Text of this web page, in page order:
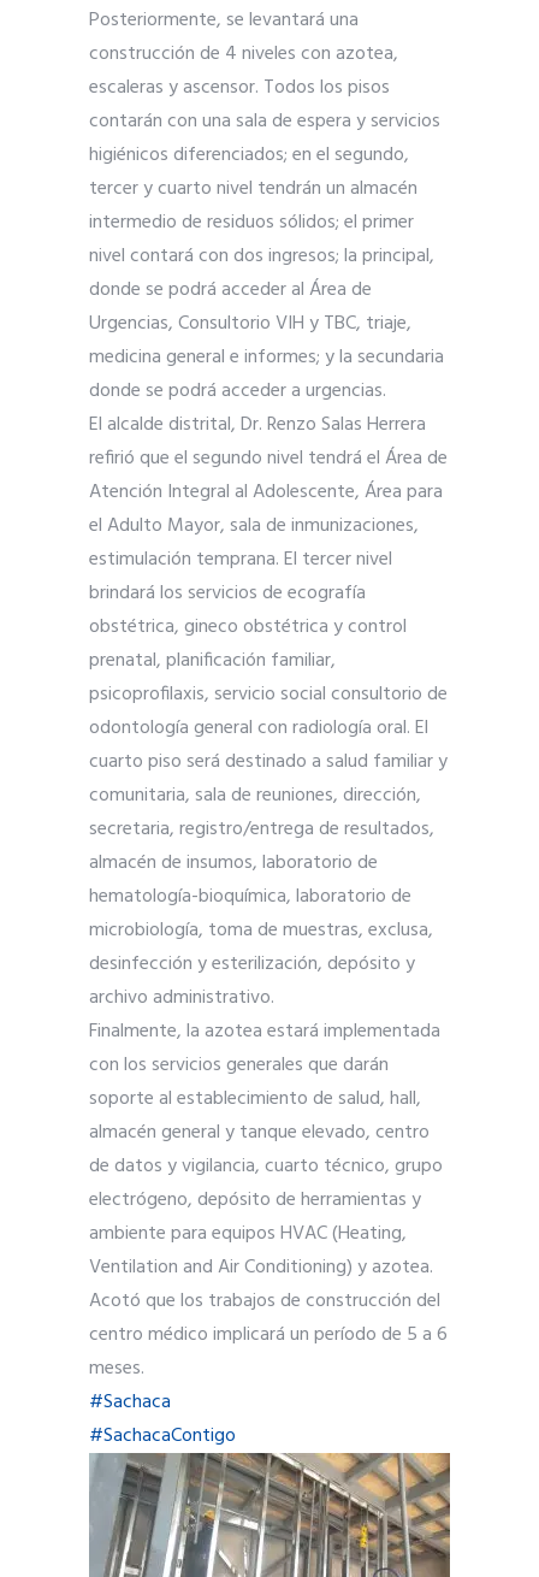
Posteriormente, se levantará una
construcción de 4 niveles con azotea,
escaleras y ascensor. Todos los pisos
contarán con una sala de espera y servicios
higiénicos diferenciados; en el segundo,
tercer y cuarto nivel tendrán un almacén
intermedio de residuos sólidos; el primer
nivel contará con dos ingresos; la principal,
donde se podrá acceder al Área de
Urgencias, Consultorio VIH y TBC, triaje,
medicina general e informes; y la secundaria
donde se podrá acceder a urgencias.
El alcalde distrital, Dr. Renzo Salas Herrera
refirió que el segundo nivel tendrá el Área de
Atención Integral al Adolescente, Área para
el Adulto Mayor, sala de inmunizaciones,
estimulación temprana. El tercer nivel
brindará los servicios de ecografía
obstétrica, gineco obstétrica y control
prenatal, planificación familiar,
psicoprofilaxis, servicio social consultorio de
odontología general con radiología oral. El
cuarto piso será destinado a salud familiar y
comunitaria, sala de reuniones, dirección,
secretaria, registro/entrega de resultados,
almacén de insumos, laboratorio de
hematología-bioquímica, laboratorio de
microbiología, toma de muestras, exclusa,
desinfección y esterilización, depósito y
archivo administrativo.
Finalmente, la azotea estará implementada
con los servicios generales que darán
soporte al establecimiento de salud, hall,
almacén general y tanque elevado, centro
de datos y vigilancia, cuarto técnico, grupo
electrógeno, depósito de herramientas y
ambiente para equipos HVAC (Heating,
Ventilation and Air Conditioning) y azotea.
Acotó que los trabajos de construcción del
centro médico implicará un período de 5 a 6
meses.
#Sachaca
#SachacaContigo